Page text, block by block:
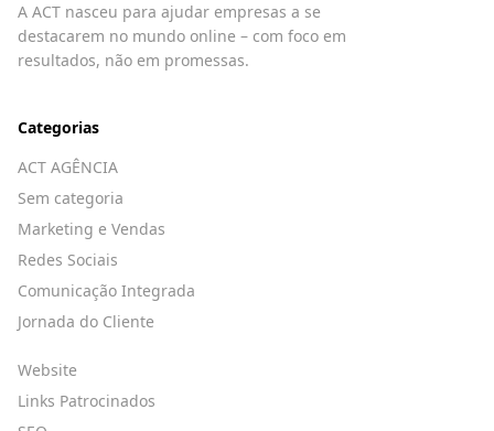
A ACT nasceu para ajudar empresas a se
destacarem no mundo online – com foco em
resultados, não em promessas.
Categorias
ACT AGÊNCIA
Sem categoria
Marketing e Vendas
Redes Sociais
Comunicação Integrada
Jornada do Cliente
Website
Links Patrocinados